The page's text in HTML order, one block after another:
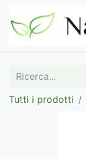
Tutti i prodotti